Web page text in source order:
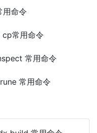
命令
常用命令
常用命令
常用命令